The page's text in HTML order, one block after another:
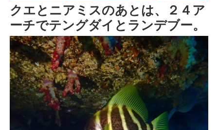
クエとニアミスのあとは、２４ア
ーチでテングダイとランデブー。